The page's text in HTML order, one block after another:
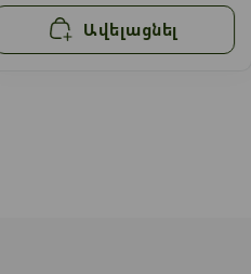
Ավելացնել